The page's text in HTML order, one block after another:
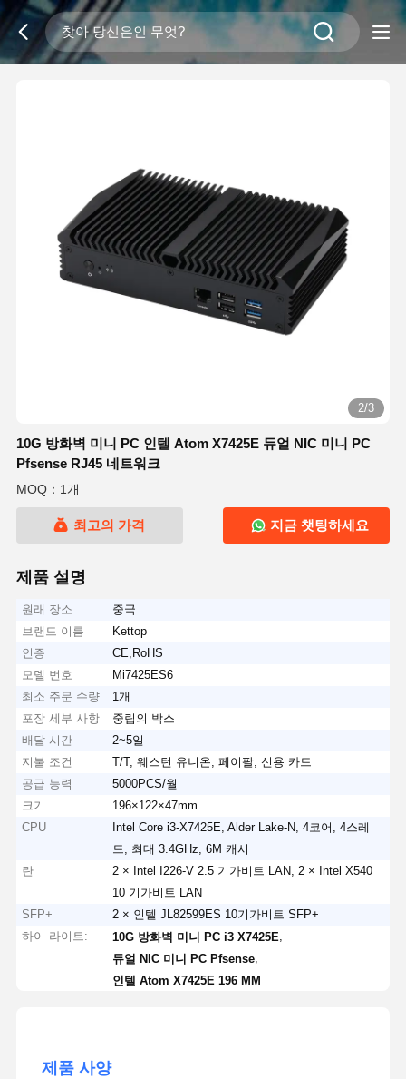
2/3
10G 방화벽 미니 PC 인텔 Atom X7425E 듀얼 NIC 미니 PC
Pfsense RJ45 네트워크
MOQ：1개
최고의 가격 지금 챗팅하세요
제품 설명
원래 장소
중국
브랜드 이름
Kettop
인증
CE,RoHS
모델 번호
Mi7425ES6
최소 주문 수량
1개
포장 세부 사항
중립의 박스
배달 시간
2~5일
지불 조건
T/T, 웨스턴 유니온, 페이팔, 신용 카드
공급 능력
5000PCS/월
크기
196×122×47mm
CPU
Intel Core i3-X7425E, Alder Lake-N, 4코어, 4스레
드, 최대 3.4GHz, 6M 캐시
란
2 × Intel I226-V 2.5 기가비트 LAN, 2 × Intel X540
10 기가비트 LAN
SFP+
2 × 인텔 JL82599ES 10기가비트 SFP+
하이 라이트:
10G 방화벽 미니 PC i3 X7425E
듀얼 NIC 미니 PC Pfsense
인텔 Atom X7425E 196 MM
제품 사양